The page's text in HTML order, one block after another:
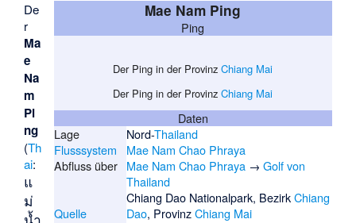
Mae Nam Ping
Ping
Der Ping in der ProvinzChiang Mai
Der Ping in der ProvinzChiang Mai
Daten
Lage
Nord-Thailand
Flusssystem
Mae Nam Chao Phraya
Abfluss über Mae Nam Chao Phraya→ Golf von
Thailand
Quelle
Chiang Dao Nationalpark, BezirkChiang
Dao, ProvinzChiang Mai
De
r
Ma
e
Na
m
Pi
ng
(Th
ai:
แ
ม่